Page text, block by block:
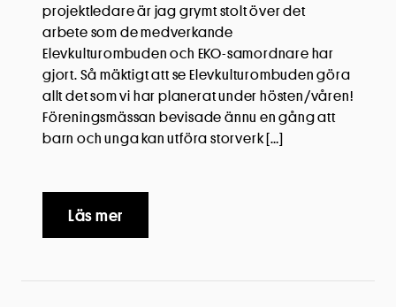
projektledare är jag grymt stolt över det
arbete som de medverkande
Elevkulturombuden och EKO-samordnare har
gjort. Så mäktigt att se Elevkulturombuden göra
allt det som vi har planerat under hösten/våren!
Föreningsmässan bevisade ännu en gång att
barn och unga kan utföra storverk […]
Läs mer